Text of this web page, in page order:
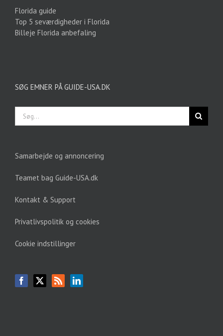
Florida guide
Top 5 seværdigheder i Florida
Billeje Florida anbefaling
SØG EMNER PÅ GUIDE-USA.DK
Søg
efter:
Samarbejde og annoncering
Teamet bag Guide-USA.dk
Kontakt & Support
Privatlivspolitik og cookies
Cookie indstillinger